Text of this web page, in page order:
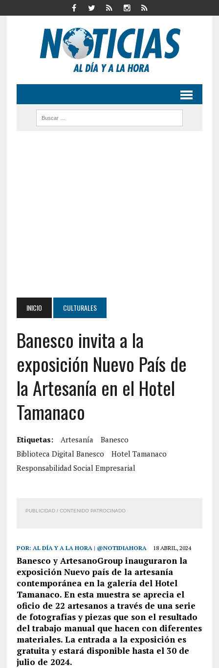
INICIO CULTURALES
Banesco invita a la
exposición Nuevo País de
la Artesanía en el Hotel
Tamanaco
Etiquetas: Artesanía
Banesco
Biblioteca Digital Banesco
Hotel Tamanaco
Responsabilidad Social Empresarial
PUBLICIDAD / CONTENIDO PATROCINADO
POR: AL DÍA Y A LA HORA | @NOTIDIAHORA 18 ABRIL, 2024
Banesco y ArtesanoGroup inauguraron la
exposición Nuevo país de la artesanía
contemporánea en la galería del Hotel
Tamanaco. En esta muestra se aprecia el
oficio de 22 artesanos a través de una serie
de fotografías y piezas que son el resultado
del trabajo manual que hacen con diferentes
materiales. La entrada a la exposición es
gratuita y estará disponible hasta el 30 de
julio de 2024.